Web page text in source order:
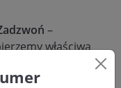
–
właściwą
Bosch.